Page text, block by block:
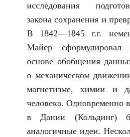
исследования
закона сохранения и
В 1842—1845 г.г.
Майер
основе обобщения
о механическом
магнетизме, химии и
человека. Одновременно
в Дании (Кольдинг)
аналогичные идеи.